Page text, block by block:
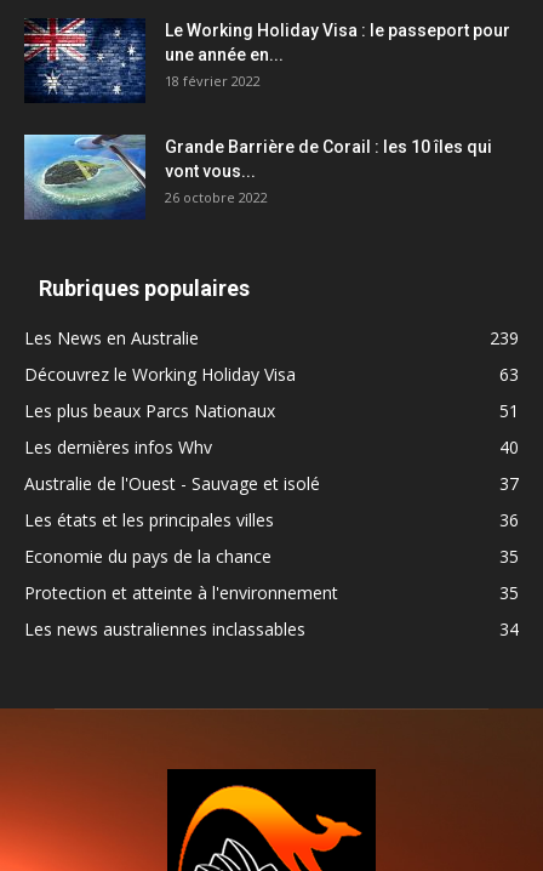
Le Working Holiday Visa : le passeport pour
une année en...
18 février 2022
Grande Barrière de Corail : les 10 îles qui
vont vous...
26 octobre 2022
Rubriques populaires
Les News en Australie
239
Découvrez le Working Holiday Visa
63
Les plus beaux Parcs Nationaux
51
Les dernières infos Whv
40
Australie de l'Ouest - Sauvage et isolé
37
Les états et les principales villes
36
Economie du pays de la chance
35
Protection et atteinte à l'environnement
35
Les news australiennes inclassables
34